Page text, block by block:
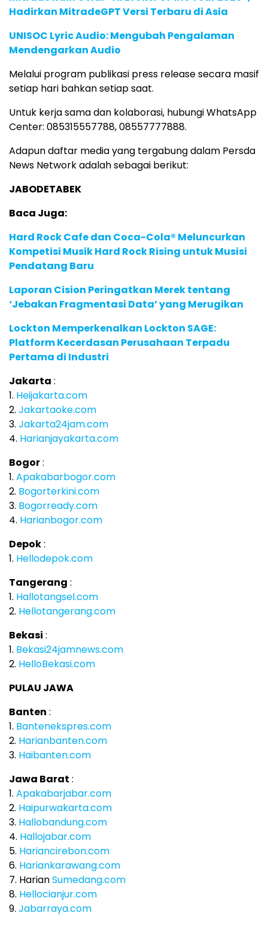
Hadirkan MitradeGPT Versi Terbaru di Asia
UNISOC Lyric Audio: Mengubah Pengalaman
Mendengarkan Audio
Melalui program publikasi press release secara masif
setiap hari bahkan setiap saat.
Untuk kerja sama dan kolaborasi, hubungi WhatsApp
Center: 085315557788, 08557777888.
Adapun daftar media yang tergabung dalam Persda
News Network adalah sebagai berikut:
JABODETABEK
Baca Juga:
Hard Rock Cafe dan Coca-Cola® Meluncurkan
Kompetisi Musik Hard Rock Rising untuk Musisi
Pendatang Baru
Laporan Cision Peringatkan Merek tentang
‘Jebakan Fragmentasi Data’ yang Merugikan
Lockton Memperkenalkan Lockton SAGE:
Platform Kecerdasan Perusahaan Terpadu
Pertama di Industri
Jakarta :
1. Heijakarta.com
2. Jakartaoke.com
3. Jakarta24jam.com
4. Harianjayakarta.com
Bogor:
1. Apakabarbogor.com
2. Bogorterkini.com
3. Bogorready.com
4. Harianbogor.com
Depok:
1. Hellodepok.com
Tangerang :
1. Hallotangsel.com
2. Hellotangerang.com
Bekasi :
1. Bekasi24jamnews.com
2. HelloBekasi.com
PULAU JAWA
Banten :
1. Bantenekspres.com
2. Harianbanten.com
3. Haibanten.com
Jawa Barat :
1. Apakabarjabar.com
2. Haipurwakarta.com
3. Hallobandung.com
4. Hallojabar.com
5. Hariancirebon.com
6. Hariankarawang.com
7. HarianSumedang.com
8. Hellocianjur.com
9. Jabarraya.com